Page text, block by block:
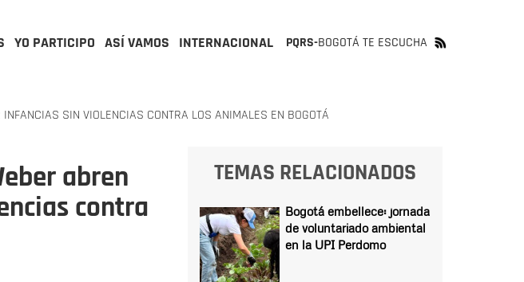
YO PARTICIPO ASÍ VAMOS INTERNACIONAL PQRS-BOGOTÁ TE ESCUCHA
SIN VIOLENCIAS CONTRA LOS ANIMALES EN BOGOTÁ
abren
contra
TEMAS RELACIONADOS
Bogotá embellece: jornada
de voluntariado ambiental
en la UPI Perdomo